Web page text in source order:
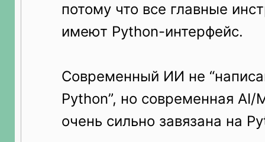
потому что все главные
имеют Python-интерфейс.
Современный ИИ не
Python”, но современная AI/
очень сильно завязана на